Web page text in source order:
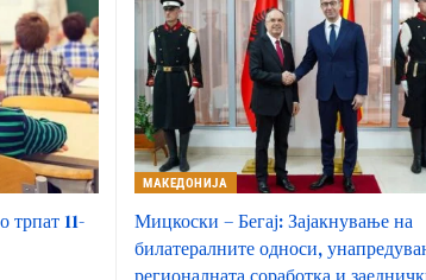
трпат 11-
МАКЕДОНИЈА
Мицкоски – Бегај: Зајакнување на
билатералните односи,